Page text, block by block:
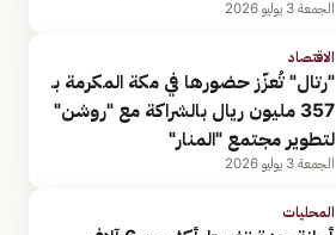
الجمعة 3 يوليو 2026
الاقتصاد
"رتال" تُعزّز حضورها في مكة المكرمة بـ
357 مليون ريال بالشراكة مع "روشن"
لتطوير مجتمع "المنار"
الجمعة 3 يوليو 2026
المحليات